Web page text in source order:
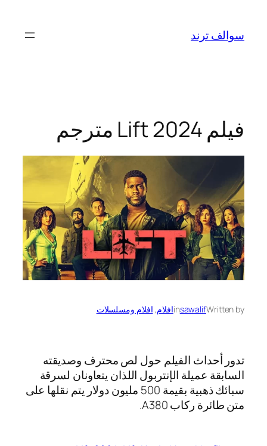
المحتوى
سوالف ترند
فيلم Lift 2024 مترجم
Written by
sawalif
inافلام, افلام ومسلسلات
تدور أحداث الفيلم حول لص محترف وصديقته
السابقة عميلة الإنتربول اللذان يتعاونان لسرقة
سبائك ذهبية بقيمة 500 مليون دولار يتم نقلها على
متن طائرة ركاب A380.